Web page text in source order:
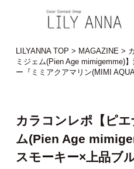
LILYANNA TOP > MAGAZINE>
ミジェム(Pien Age mimigemme)
ー『ミミアクアマリン(MIMI
カラコンレポ【ピ
ム(Pien Age
スモーキー×上品ブ